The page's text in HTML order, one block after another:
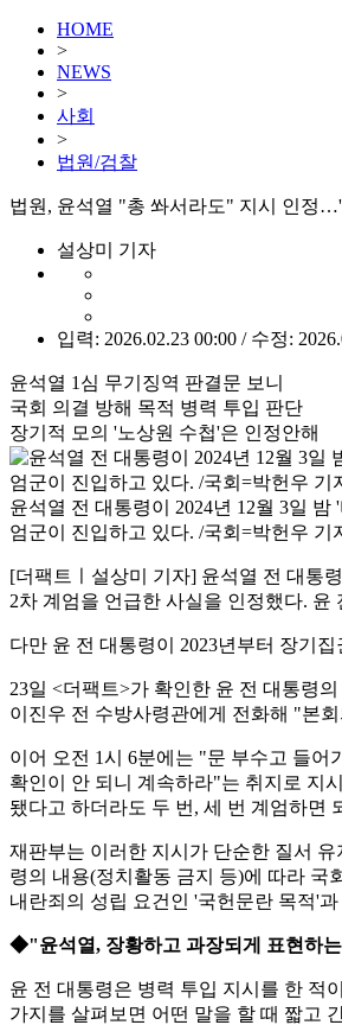
HOME
>
NEWS
>
사회
>
법원/검찰
법원, 윤석열 "총 쏴서라도" 지시 인정
설상미 기자
입력: 2026.02.23 00:00 / 수정:
윤석열 1심 무기징역 판결문 보니
국회 의결 방해 목적 병력 투입 판단
장기적 모의 '노상원 수첩'은 인정안해
윤석열 전 대통령이 2024년 12월 3일
엄군이 진입하고 있다. /국회=박헌우 기
[더팩트ㅣ설상미 기자] 윤석열 전 대통
2차 계엄을 언급한 사실을 인정했다.
다만 윤 전 대통령이 2023년부터 장기
23일 <더팩트>가 확인한 윤 전 대통령
이진우 전 수방사령관에게 전화해 "본
이어 오전 1시 6분에는 "문 부수고 들
확인이 안 되니 계속하라"는 취지로 지
됐다고 하더라도 두 번, 세 번 계엄하면
재판부는 이러한 지시가 단순한 질서
령의 내용(정치활동 금지 등)에 따라 국
내란죄의 성립 요건인 '국헌문란 목적'
◆"윤석열, 장황하고 과장되게 표현하
윤 전 대통령은 병력 투입 지시를 한 적
가지를 살펴보면 어떤 말을 할 때 짧고